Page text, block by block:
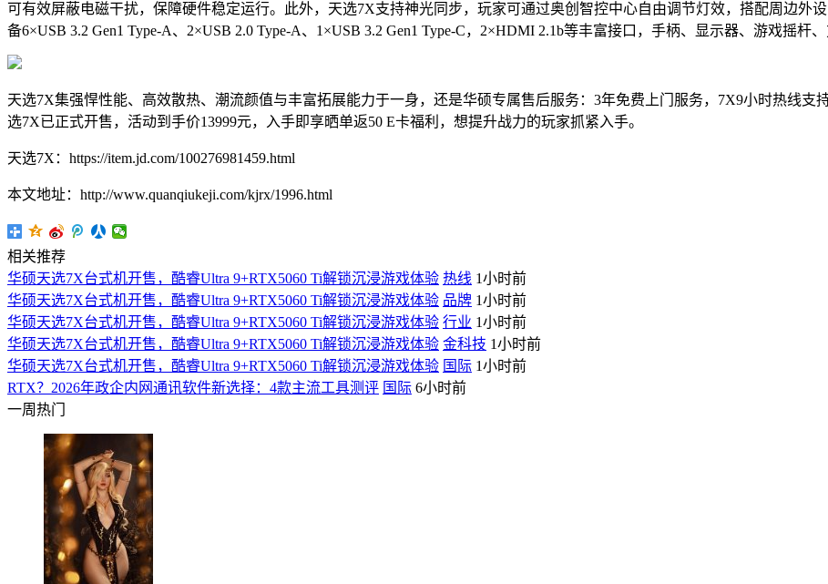
可有效屏蔽电磁干扰，保障硬件稳定运行。此外，天选7X支持神光同步，玩家可通过奥创智控中心自由调节灯效，搭配周边外
备6×USB 3.2 Gen1 Type-A、2×USB 2.0 Type-A、1×USB 3.2 Gen1 Type-C，2×HDMI 2.1b等丰富接口，手柄、显示器、游戏摇杆
天选7X集强悍性能、高效散热、潮流颜值与丰富拓展能力于一身，还是华硕专属售后服务：3年免费上门服务，7X9小时热线
选7X已正式开售，活动到手价13999元，入手即享晒单返50 E卡福利，想提升战力的玩家抓紧入手。
天选7X：https://item.jd.com/100276981459.html
本文地址：http://www.quanqiukeji.com/kjrx/1996.html
相关推荐
华硕天选7X台式机开售，酷睿Ultra 9+RTX5060 Ti解锁沉浸游戏体验 热线 1小时前
华硕天选7X台式机开售，酷睿Ultra 9+RTX5060 Ti解锁沉浸游戏体验 品牌 1小时前
华硕天选7X台式机开售，酷睿Ultra 9+RTX5060 Ti解锁沉浸游戏体验 行业 1小时前
华硕天选7X台式机开售，酷睿Ultra 9+RTX5060 Ti解锁沉浸游戏体验 金科技 1小时前
华硕天选7X台式机开售，酷睿Ultra 9+RTX5060 Ti解锁沉浸游戏体验 国际 1小时前
RTX？2026年政企内网通讯软件新选择：4款主流工具测评 国际 6小时前
一周热门